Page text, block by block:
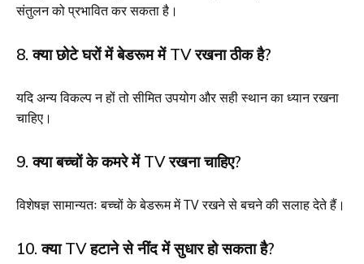
संतुलन को प्रभावित कर सकता है।
8. क्या छोटे घरों में बेडरूम में TV रखना ठीक है?
यदि अन्य विकल्प न हों तो सीमित उपयोग और सही स्थान का ध्यान रखना
चाहिए।
9. क्या बच्चों के कमरे में TV रखना चाहिए?
विशेषज्ञ सामान्यतः बच्चों के बेडरूम में TV रखने से बचने की सलाह देते हैं।
10. क्या TV हटाने से नींद में सुधार हो सकता है?